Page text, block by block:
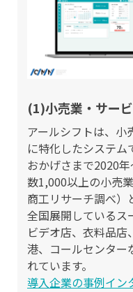
(1)小売業・サー
アールシフトは、小
に特化したシステム
おかげさまで2020
数1,000以上の小売
商工リサーチ調べ）
全国展開しているス
ビデオ店、衣料品
港、コールセンター
れています。
導入企業の事例イン